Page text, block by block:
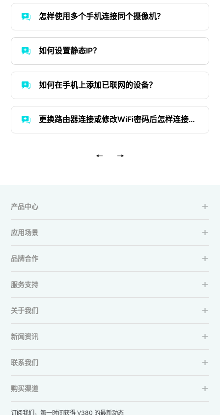
怎样使用多个手机连接同个摄像机？
如何设置静态IP？
如何在手机上添加已联网的设备？
更换路由器连接或修改WiFi密码后怎样连接设
备？
产品中心
应用场景
品牌合作
服务支持
关于我们
新闻资讯
联系我们
购买渠道
订阅我们，第一时间获得 V380 的最新动态